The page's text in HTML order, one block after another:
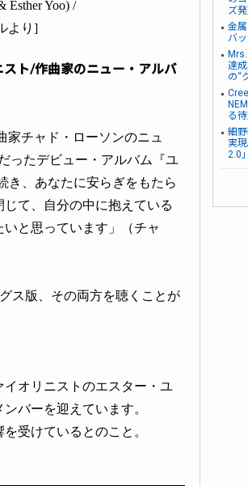
Esther Yoo) /
より]
ト/作曲家のニュー・アルバ
チャド・ローソンのニュ
ったデビュー・アルバム『ユ
き、あなたに安らぎをもたら
て、自分の中に抱えている
と思っています」（チャ
ス版、その両方を聴くことが
オリニストのエスター・ユ
バーを迎えています。
受けているとのこと。
ズ
金
バ
達
の“
る
細
実
2.0